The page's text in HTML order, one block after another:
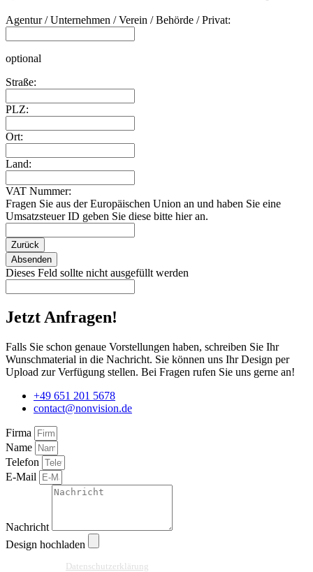
Agentur / Unternehmen / Verein / Behörde / Privat:
optional
Straße:
PLZ:
Ort:
Land:
VAT Nummer:
Fragen Sie aus der Europäischen Union an und haben Sie eine
Umsatzsteuer ID geben Sie diese bitte hier an.
Zurück
Absenden
Dieses Feld sollte nicht ausgefüllt werden
Jetzt Anfragen!
Falls Sie schon genaue Vorstellungen haben, schreiben Sie Ihr
Wunschmaterial in die Nachricht. Sie können uns Ihr Design per
Upload zur Verfügung stellen. Bei Fragen rufen Sie uns gerne an!
+49 651 201 5678
contact@nonvision.de
Firma
Name
Telefon
E-Mail
Nachricht
Design hochladen
Datenschutzerklärung